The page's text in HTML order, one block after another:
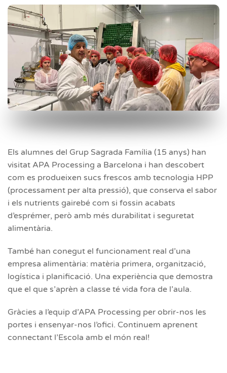
Els alumnes del Grup Sagrada Família (15 anys) han
visitat APA Processing a Barcelona i han descobert
com es produeixen sucs frescos amb tecnologia HPP
(processament per alta pressió), que conserva el sabor
i els nutrients gairebé com si fossin acabats
d’esprémer, però amb més durabilitat i seguretat
alimentària.
També han conegut el funcionament real d’una
empresa alimentària: matèria primera, organització,
logística i planificació. Una experiència que demostra
que el que s’aprèn a classe té vida fora de l’aula.
Gràcies a l’equip d’APA Processing per obrir-nos les
portes i ensenyar-nos l’ofici. Continuem aprenent
connectant l’Escola amb el món real!